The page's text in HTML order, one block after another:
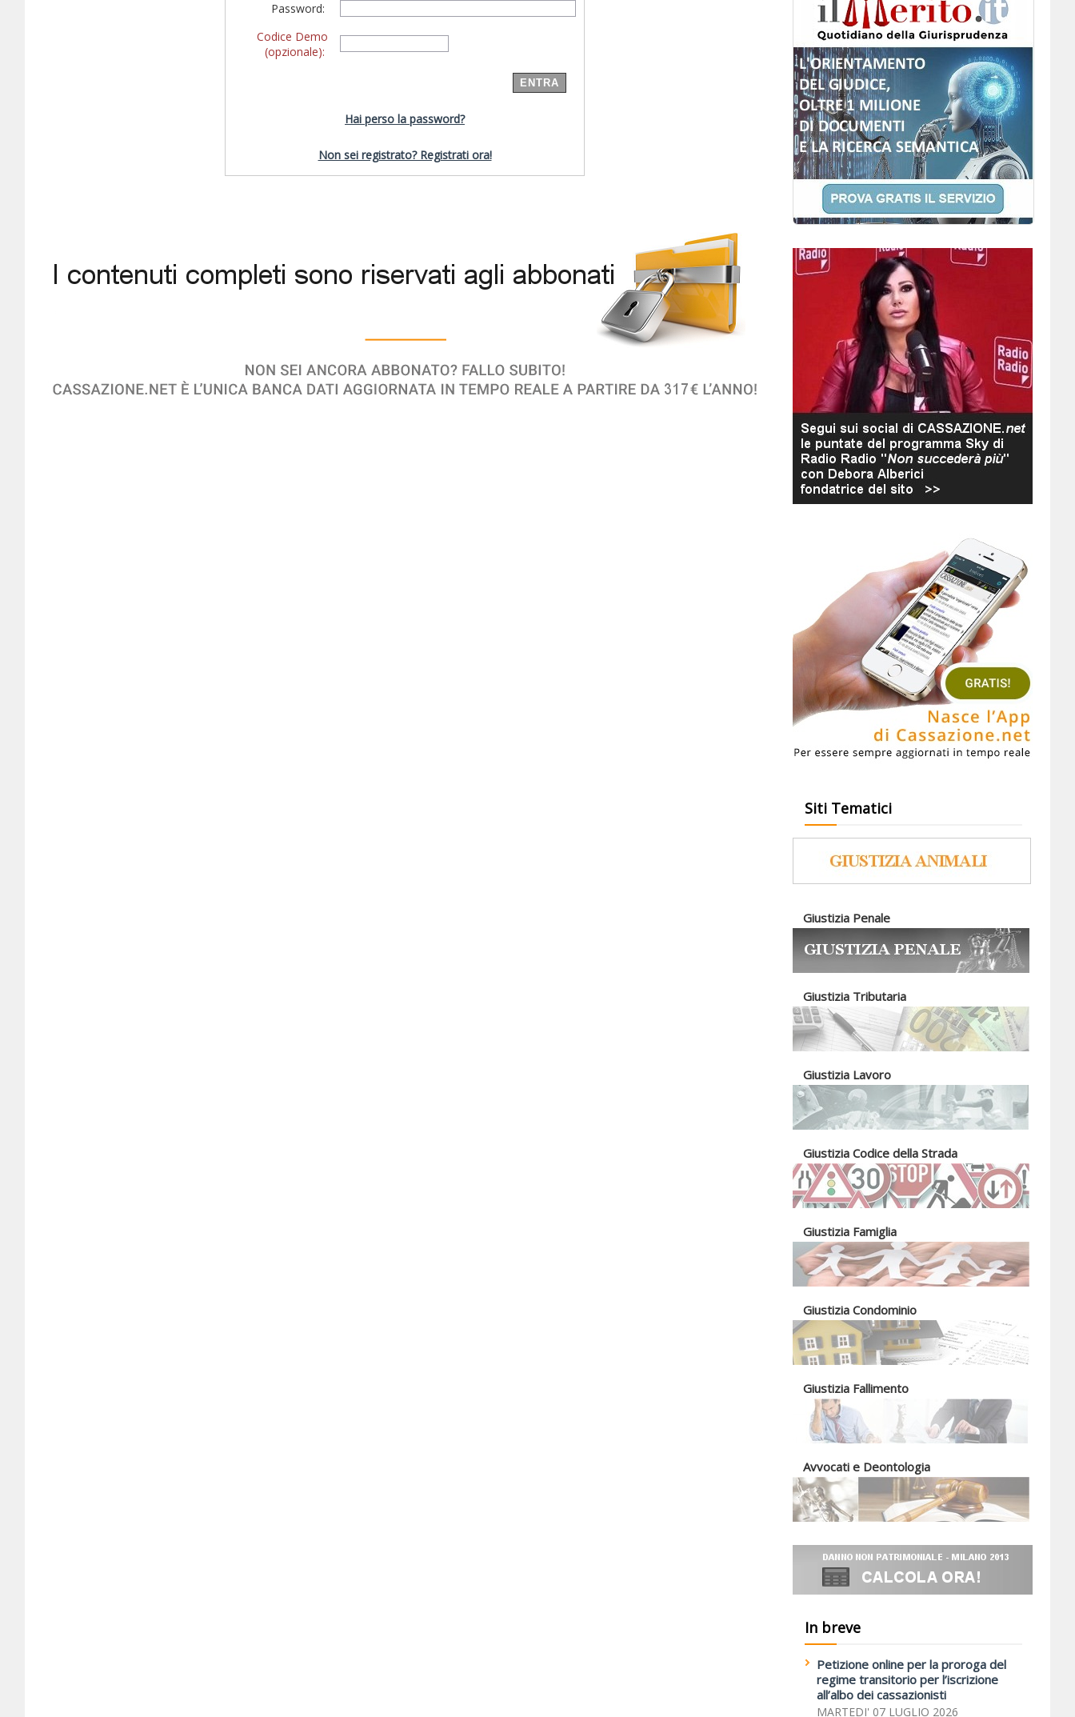
Password:
Codice Demo
(opzionale):
Hai perso la password?
Non sei registrato? Registrati ora!
Siti Tematici
Giustizia Penale
Giustizia Tributaria
Giustizia Lavoro
Giustizia Codice della Strada
Giustizia Famiglia
Giustizia Condominio
Giustizia Fallimento
Avvocati e Deontologia
In breve
Petizione online per la proroga del
regime transitorio per l’iscrizione
all’albo dei cassazionisti
MARTEDI' 07 LUGLIO 2026